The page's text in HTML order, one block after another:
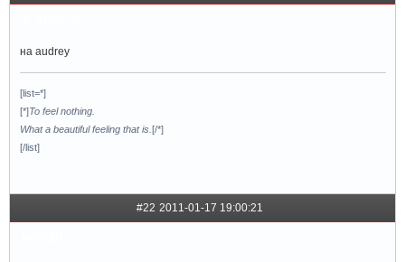
на audrey
[list=*]
[*]To feel nothing.
What a beautiful feeling that is. [/*]
[/list]
#22 2011-01-17 19:00:21